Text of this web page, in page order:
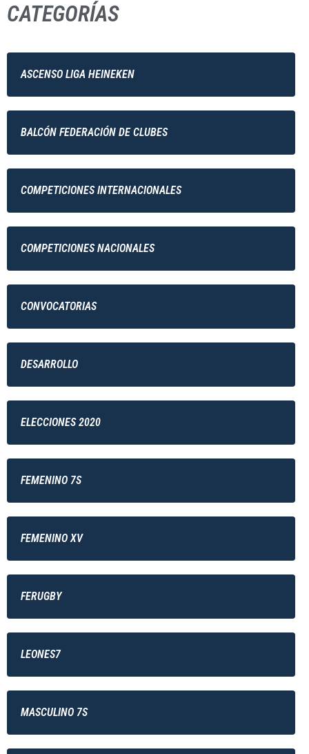
CATEGORÍAS
ASCENSO LIGA HEINEKEN
BALCÓN FEDERACIÓN DE CLUBES
COMPETICIONES INTERNACIONALES
COMPETICIONES NACIONALES
CONVOCATORIAS
DESARROLLO
ELECCIONES 2020
FEMENINO 7S
FEMENINO XV
FERUGBY
LEONES7
MASCULINO 7S